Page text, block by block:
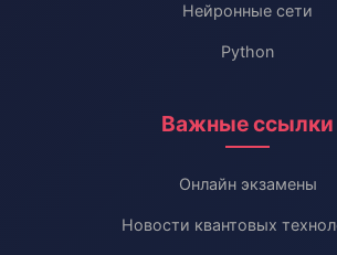
Нейронные сети
Python
Важные ссылки
Онлайн экзамены
Новости квантовых